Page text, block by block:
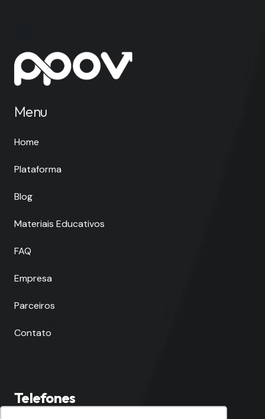
Menu
Home
Plataforma
Blog
Materiais Educativos
FAQ
Empresa
Parceiros
Contato
Telefones